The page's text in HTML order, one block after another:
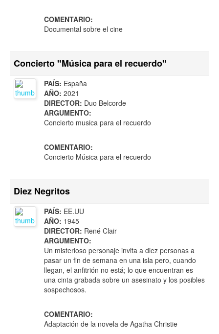
COMENTARIO:
Documental sobre el cine
Concierto "Música para el recuerdo"
PAÍS: España
AÑO: 2021
DIRECTOR: Duo Belcorde
ARGUMENTO:
Concierto musica para el recuerdo
COMENTARIO:
Concierto Música para el recuerdo
Diez Negritos
PAÍS: EE.UU
AÑO: 1945
DIRECTOR: René Clair
ARGUMENTO:
Un misterioso personaje invita a diez personas a
pasar un fin de semana en una isla pero, cuando
llegan, el anfitrión no está; lo que encuentran es
una cinta grabada sobre un asesinato y los posibles
sospechosos.
COMENTARIO:
Adaptación de la novela de Agatha Christie